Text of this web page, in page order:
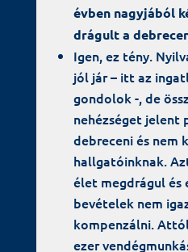
évben nagyjából
drágult a
Igen, ez tény.
jól jár – itt az
gondolok -, de
nehézséget jelent
debreceni és nem
hallgatóinknak.
élet megdrágul és
bevételek nem
kompenzálni.
ezer